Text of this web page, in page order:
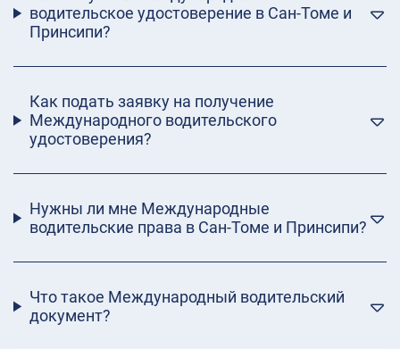
водительское удостоверение в Сан-Томе и
Принсипи?
Как подать заявку на получение
Международного водительского
удостоверения?
Нужны ли мне Международные
водительские права в Сан-Томе и Принсипи?
Что такое Международный водительский
документ?